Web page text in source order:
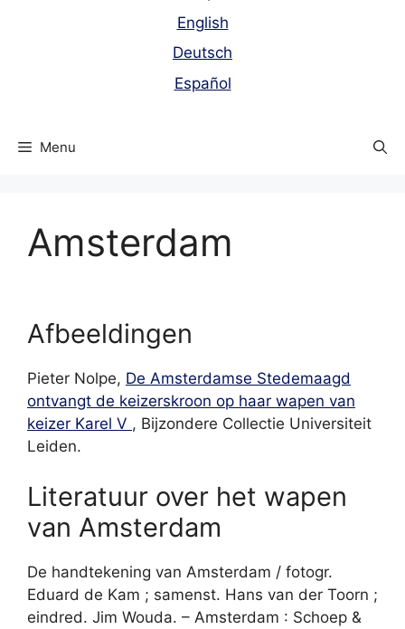
English
Deutsch
Español
Menu
Amsterdam
Afbeeldingen
Pieter Nolpe, De Amsterdamse Stedemaagd
ontvangt de keizerskroon op haar wapen van
keizer Karel V , Bijzondere Collectie Universiteit
Leiden.
Literatuur over het wapen
van Amsterdam
De handtekening van Amsterdam / fotogr.
Eduard de Kam ; samenst. Hans van der Toorn ;
eindred. Jim Wouda. – Amsterdam : Schoep &